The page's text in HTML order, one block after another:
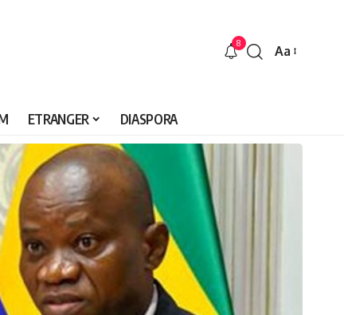
8
Font
Aa
ETRANGER DIASPORA